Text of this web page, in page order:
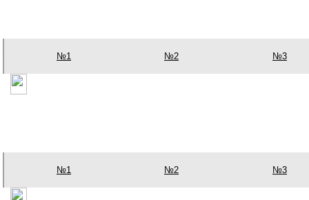
№1 №2 №3
№1 №2 №3